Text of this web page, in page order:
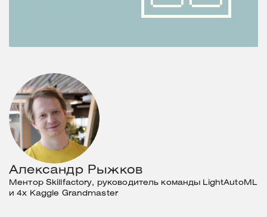
Александр Рыжков
Ментор Skillfactory, руководитель команды LightAutoML
и 4х Kaggle Grandmaster